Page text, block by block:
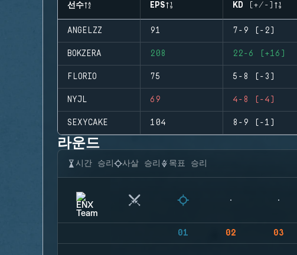
선수 EPS KD (+/-)
ANGELZZ 91 7-9 (-2)
BOKZERA 208 22-6 (+16)
FLORIO 75 5-8 (-3)
NYJL 69 4-8 (-4)
SEXYCAKE 104 8-9 (-1)
라운드
시간 승리 사살 승리 목표 승리
01 02 03